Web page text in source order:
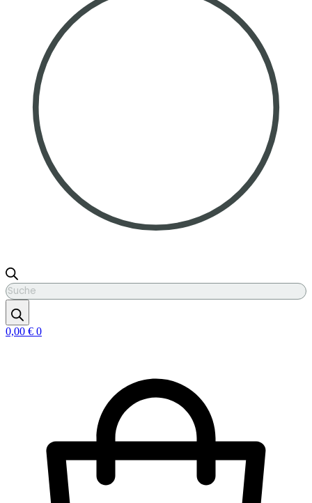
Products
search
0,00 € 0